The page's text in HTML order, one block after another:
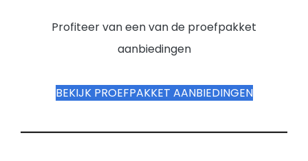
Profiteer van een van de proefpakket
aanbiedingen
BEKIJK PROEFPAKKET AANBIEDINGEN